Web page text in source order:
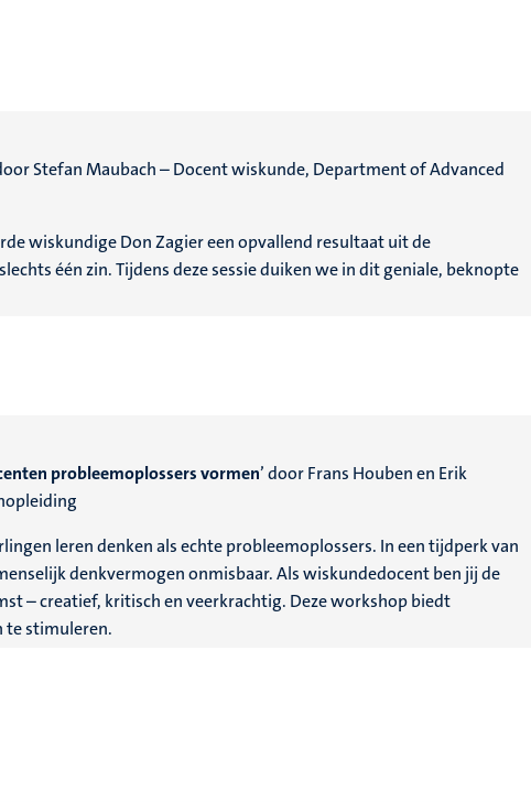
Stefan Maubach – Docent wiskunde, Department of Advanced
wiskundige Don Zagier een opvallend resultaat uit de
één zin. Tijdens deze sessie duiken we in dit geniale, beknopte
probleemoplossers vormen’ door Frans Houben en Erik
leren denken als echte probleemoplossers. In een tijdperk van
denkvermogen onmisbaar. Als wiskundedocent ben jij de
– creatief, kritisch en veerkrachtig. Deze workshop biedt
te stimuleren.